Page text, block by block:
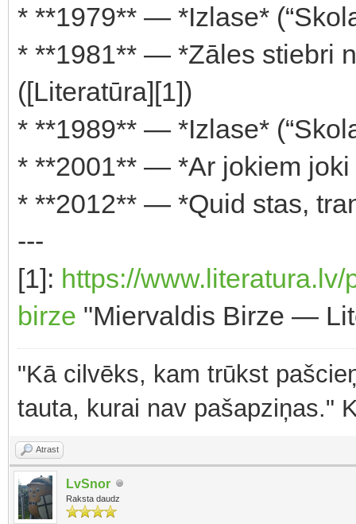
* **1979** — *Izlase*
* **1981** — *Zāles stiebri
([Literatūra][1])
* **1989** — *Izlase*
* **2001** — *Ar jokiem joki
* **2012** — *Quid stas,
---
[1]: https://
birze "Miervaldis Birze —
"Kā cilvēks, kam trūkst
tauta, kurai nav pašapziņas."
Atrast
LvSnor
Raksta daudz